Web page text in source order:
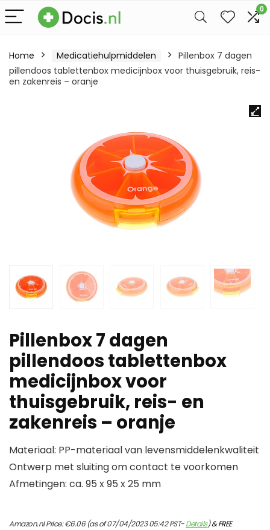
0
Home Medicatiehulpmiddelen
Pillenbox 7 dagen
pillendoos tablettenbox medicijnbox voor thuisgebruik, reis-
en zakenreis – oranje
Pillenbox 7 dagen
pillendoos tablettenbox
medicijnbox voor
thuisgebruik, reis- en
zakenreis – oranje
Materiaal: PP-materiaal van levensmiddelenkwaliteit
Ontwerp met sluiting om contact te voorkomen
Afmetingen: ca. 95 x 95 x 25 mm
Amazon.nl Price:€6.06(as of 07/04/2023 05:42 PST-Details)&FREE